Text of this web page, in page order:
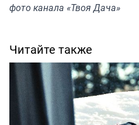
фото канала «Твоя Дача»
Читайте также